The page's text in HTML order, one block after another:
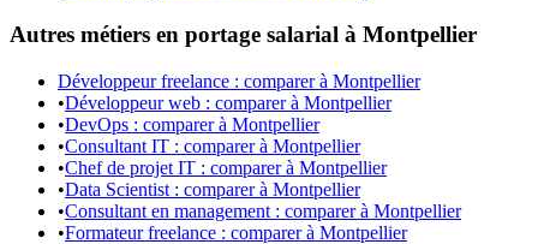
Autres métiers en portage salarial à Montpellier
Développeur freelance : comparer à Montpellier
•Développeur web : comparer à Montpellier
•DevOps : comparer à Montpellier
•Consultant IT : comparer à Montpellier
•Chef de projet IT : comparer à Montpellier
•Data Scientist : comparer à Montpellier
•Consultant en management : comparer à Montpellier
•Formateur freelance : comparer à Montpellier